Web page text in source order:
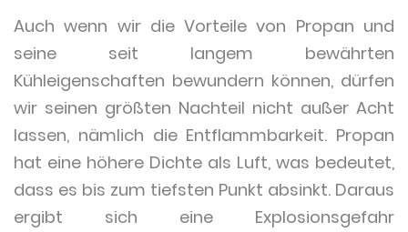
Auch wenn wir die Vorteile von Propan und
seine seit langem bewährten
Kühleigenschaften bewundern können, dürfen
wir seinen größten Nachteil nicht außer Acht
lassen, nämlich die Entflammbarkeit. Propan
hat eine höhere Dichte als Luft, was bedeutet,
dass es bis zum tiefsten Punkt absinkt. Daraus
ergibt sich eine Explosionsgefahr